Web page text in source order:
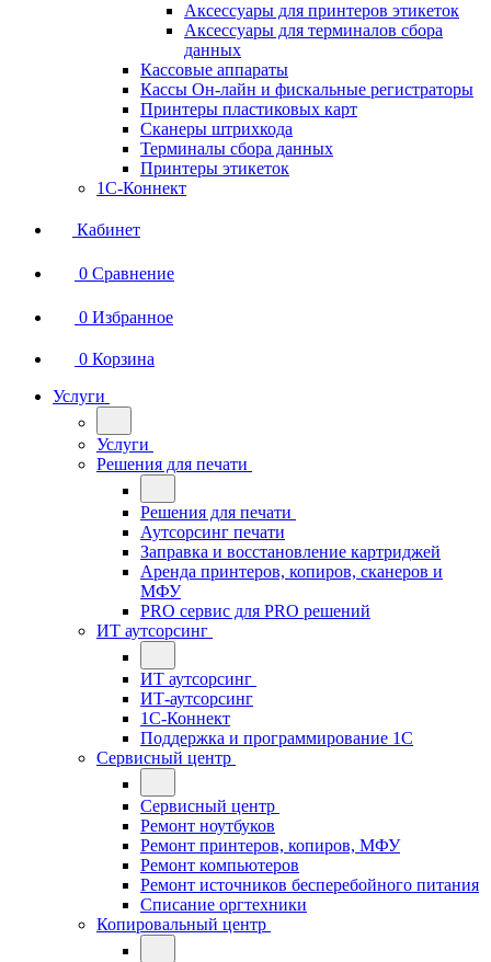
Аксессуары для принтеров этикеток
Аксессуары для терминалов сбора
данных
Кассовые аппараты
Кассы Он-лайн и фискальные регистраторы
Принтеры пластиковых карт
Сканеры штрихкода
Терминалы сбора данных
Принтеры этикеток
1С-Коннект
Кабинет
0 Сравнение
0 Избранное
0 Корзина
Услуги
Услуги
Решения для печати
Решения для печати
Аутсорсинг печати
Заправка и восстановление картриджей
Аренда принтеров, копиров, сканеров и
МФУ
PRO сервис для PRO решений
ИТ аутсорсинг
ИТ аутсорсинг
ИТ-аутсорсинг
1С-Коннект
Поддержка и программирование 1С
Сервисный центр
Сервисный центр
Ремонт ноутбуков
Ремонт принтеров, копиров, МФУ
Ремонт компьютеров
Ремонт источников бесперебойного питания
Списание оргтехники
Копировальный центр